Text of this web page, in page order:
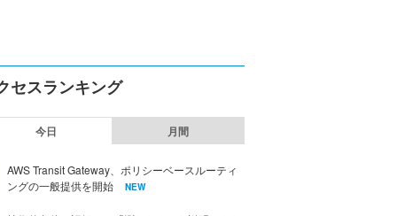
セスランキング
今日 月間
AWS Transit Gateway、ポリシーベースルーティ
ングの一般提供を開始
NEW